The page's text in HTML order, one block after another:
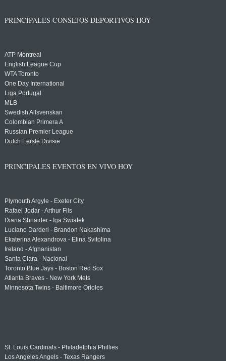
PRINCIPALES CONSEJOS DEPORTIVOS HOY
ATP Montreal
English League Cup
WTA Toronto
One Day International
Liga Portugal
MLB
Swedish Allsvenskan
Colombian Primera A
Russian Premier League
Dutch Eerste Divisie
PRINCIPALES EVENTOS EN VIVO HOY
Plymouth Argyle - Exeter City
Rafael Jodar - Arthur Fils
Diana Shnaider - Iga Swiatek
Luciano Darderi - Brandon Nakashima
Ekaterina Alexandrova - Elina Svitolina
Ireland - Afghanistan
Santa Clara - Nacional
Toronto Blue Jays - Boston Red Sox
Atlanta Braves - New York Mets
Minnesota Twins - Baltimore Orioles
St. Louis Cardinals - Philadelphia Phillies
Los Angeles Angels - Texas Rangers